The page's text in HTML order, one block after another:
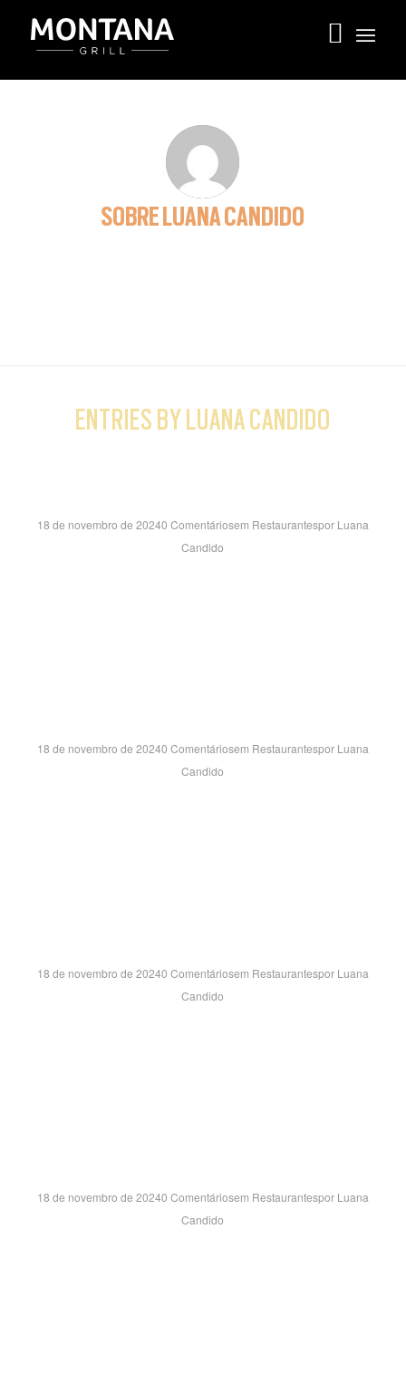
SOBRELUANA CANDIDO
ENTRIES BY LUANA CANDIDO
18 de novembro de 20240 Comentáriosem Restaurantespor Luana
Candido
18 de novembro de 20240 Comentáriosem Restaurantespor Luana
Candido
18 de novembro de 20240 Comentáriosem Restaurantespor Luana
Candido
18 de novembro de 20240 Comentáriosem Restaurantespor Luana
Candido